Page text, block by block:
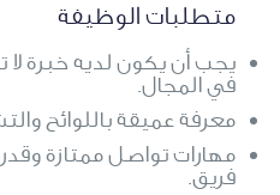
متطلبات الوظيفة
في المجال.
معرفة عميقة باللوائح
مهارات تواصل ممتازة
فريق.